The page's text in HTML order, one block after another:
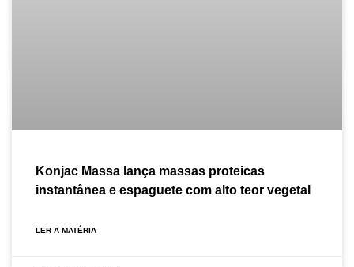
Konjac Massa lança massas proteicas
instantânea e espaguete com alto teor vegetal
LER A MATÉRIA